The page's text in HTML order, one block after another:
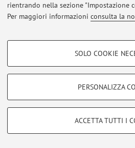
rientrando nella sezione "Impostazione
Per maggiori informazioni consulta la
COOKIE DI PROFILAZIONE -
COOKIE TECNICI - NECESSARI
Si tratta di cookie tecnici utilizzati, a titolo
SOLO COOKIE
PERSONALIZZA
ACCETTA TUTTI I
© 2026 - ALMA MATER STUDIORUM
Zamboni, 33 - 40126 Bologna -
|Note legali|